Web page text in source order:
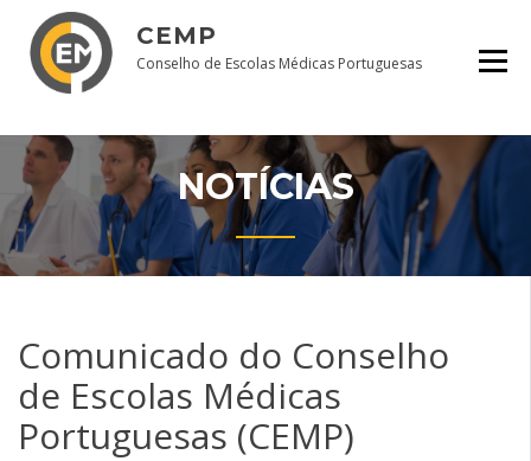
content
CEMP
Conselho de Escolas Médicas Portuguesas
NOTÍCIAS
Comunicado do Conselho
de Escolas Médicas
Portuguesas (CEMP)